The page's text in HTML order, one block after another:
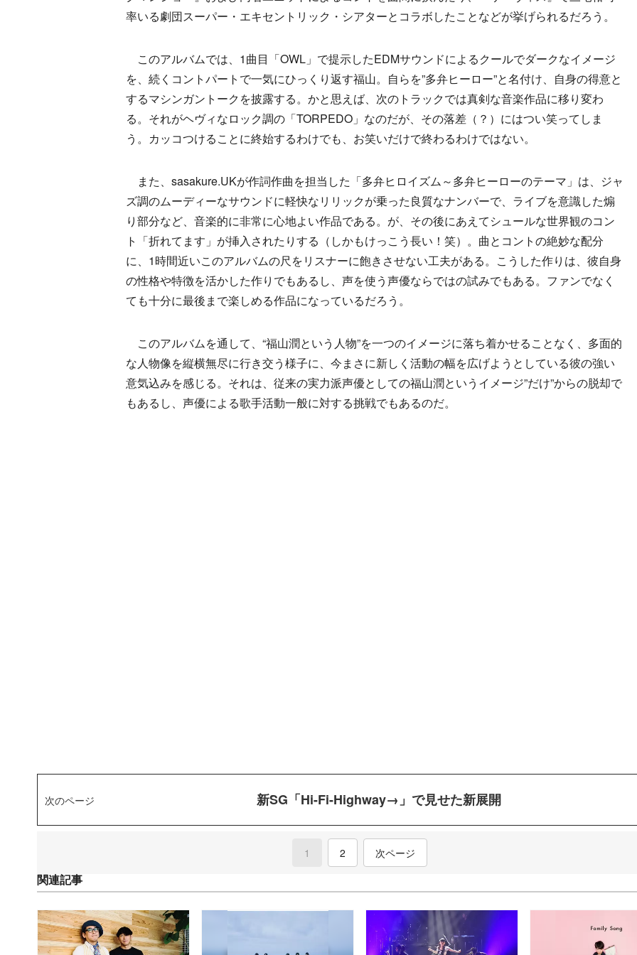
率いる劇団スーパー・エキセントリック・シアターとコラボしたことなどが挙げられるだろう。
このアルバムでは、1曲目「OWL」で提示したEDMサウンドによるクールでダークなイメージ
を、続くコントパートで一気にひっくり返す福山。自らを”多弁ヒーロー”と名付け、自身の得意と
するマシンガントークを披露する。かと思えば、次のトラックでは真剣な音楽作品に移り変わ
る。それがヘヴィなロック調の「TORPEDO」なのだが、その落差（？）にはつい笑ってしま
う。カッコつけることに終始するわけでも、お笑いだけで終わるわけではない。
また、sasakure.UKが作詞作曲を担当した「多弁ヒロイズム～多弁ヒーローのテーマ」は、ジャ
ズ調のムーディーなサウンドに軽快なリリックが乗った良質なナンバーで、ライブを意識した煽
り部分など、音楽的に非常に心地よい作品である。が、その後にあえてシュールな世界観のコン
ト「折れてます」が挿入されたりする（しかもけっこう長い！笑）。曲とコントの絶妙な配分
に、1時間近いこのアルバムの尺をリスナーに飽きさせない工夫がある。こうした作りは、彼自身
の性格や特徴を活かした作りでもあるし、声を使う声優ならではの試みでもある。ファンでなく
ても十分に最後まで楽しめる作品になっているだろう。
このアルバムを通して、“福山潤という人物”を一つのイメージに落ち着かせることなく、多面的
な人物像を縦横無尽に行き交う様子に、今まさに新しく活動の幅を広げようとしている彼の強い
意気込みを感じる。それは、従来の実力派声優としての福山潤というイメージ”だけ”からの脱却で
もあるし、声優による歌手活動一般に対する挑戦でもあるのだ。
次のページ 新SG「Hi-Fi-Highway→」で見せた新展開
1 (current)
2 次ページ
関連記事